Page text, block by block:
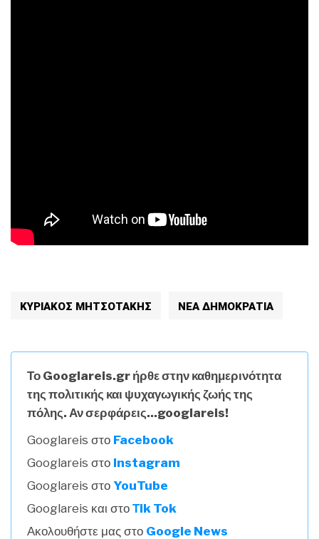
ΚΥΡΙΑΚΟΣ ΜΗΤΣΟΤΑΚΗΣ ΝΕΑ ΔΗΜΟΚΡΑΤΙΑ
Το Googlareis.gr ήρθε στην καθημερινότητα
της πολιτικής και ψυχαγωγικής ζωής της
πόλης. Αν σερφάρεις...googlareis!
Googlareis στο Facebook
Googlareis στο Instagram
Googlareis στο YouTube
Googlareis και στο Τik Tok
Ακολουθήστε μας στο Google News